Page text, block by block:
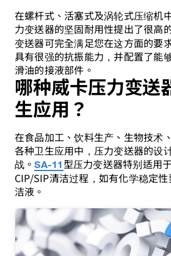
在螺杆式、活塞式及涡轮式压缩机
力变送器的坚固耐用性提出了很高
变送器可完全满足您在这方面的要
具有很强的抗振能力，并配置了能
滑油的接液部件。
哪种威卡压力变送
生应用？
在食品加工、饮料生产、生物技术
各种卫生应用中，压力变送器的设
战。SA-11型压力变送器特别适用
CIP/SIP清洁过程，如有化学稳定
洁液。